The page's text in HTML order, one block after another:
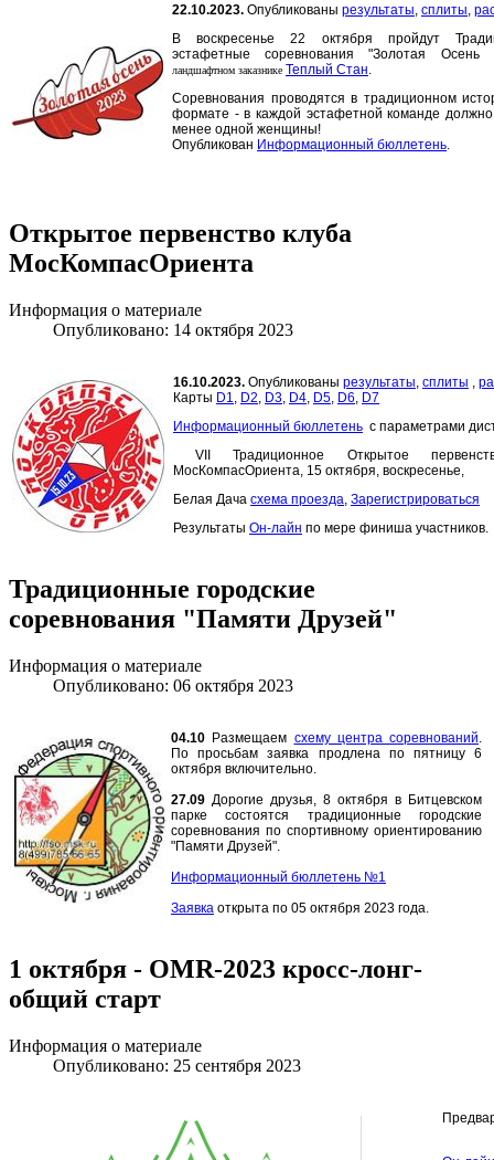
22.10.2023. Опубликованы результаты сплиты
В воскресенье 22 октября пройдут
эстафетные соревнования "Золотая
ландшафтном заказнике Теплый Стан
Соревнования проводятся в традиционном
формате - в каждой эстафетной команде
менее одной женщины!
Опубликован Информационный бюллетень
Открытое первенство клуба
МосКомпасОриента
Информация о материале
Опубликовано: 14 октября 2023
16.10.2023. Опубликованы результаты, сплиты ,
Карты D1, D2, D3, D4, D5, D6, D7
Информационный бюллетень с параметрами
VII Традиционное Открытое
МосКомпасОриента, 15 октября, воскресенье,
Белая Дача схема проезда, Зарегистрироваться
Результаты Он-лайн по мере финиша участников.
Традиционные городские
соревнования "Памяти Друзей"
Информация о материале
Опубликовано: 06 октября 2023
04.10 Размещаем схему центра соревнований.
По просьбам заявка продлена по пятницу 6
октября включительно.
27.09 Дорогие друзья, 8 октября в Битцевском
парке состоятся традиционные городские
соревнования по спортивному ориентированию
"Памяти Друзей".
Информационный бюллетень №1
Заявка открыта по 05 октября 2023 года.
1 октября - OMR-2023 кросс-лонг-
общий старт
Информация о материале
Опубликовано: 25 сентября 2023